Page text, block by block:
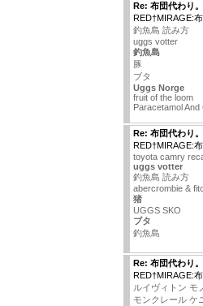
Re: 布団代わり。
RED†MIRAGE:
釣魚島 読み方
uggs votter
釣魚島
豚
ブタ
Uggs Norge
fruit of the loom
Paracetamol And
Re: 布団代わり。
RED†MIRAGE:
toyota camry
uggs votter
釣魚島 読み方
abercrombie &
猪
UGGS SKO
ブタ
釣魚島
Re: 布団代わり。
RED†MIRAGE:
ルイヴィトン モ
モンクレール ケ